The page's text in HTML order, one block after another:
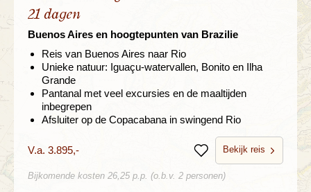
21 dagen
Buenos Aires en hoogtepunten van Brazilie
Reis van Buenos Aires naar Rio
Unieke natuur: Iguaçu-watervallen, Bonito en Ilha
Grande
Pantanal met veel excursies en de maaltijden
inbegrepen
Afsluiter op de Copacabana in swingend Rio
V.a. 3.895,- BewarenBekijk reis
Bijkomende kosten 26,25 p.p. (o.b.v. 2 personen)